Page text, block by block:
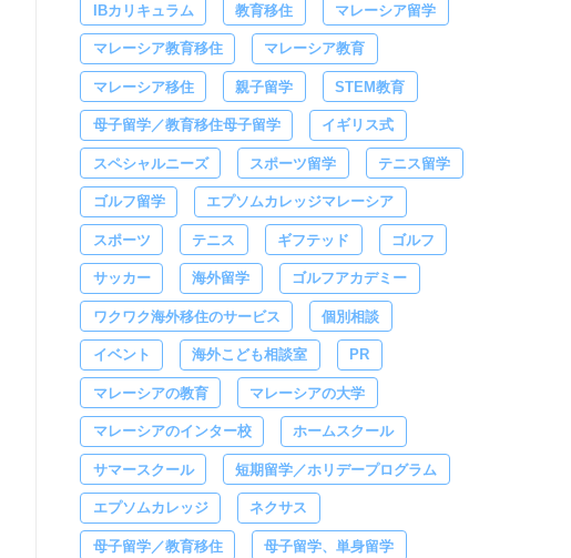
IBカリキュラム 教育移住 マレーシア留学
マレーシア教育移住 マレーシア教育
マレーシア移住 親子留学 STEM教育
母子留学／教育移住母子留学 イギリス式
スペシャルニーズ スポーツ留学 テニス留学
ゴルフ留学 エプソムカレッジマレーシア
スポーツ テニス ギフテッド ゴルフ
サッカー 海外留学 ゴルフアカデミー
ワクワク海外移住のサービス 個別相談
イベント 海外こども相談室 PR
マレーシアの教育 マレーシアの大学
マレーシアのインター校 ホームスクール
サマースクール 短期留学／ホリデープログラム
エプソムカレッジ ネクサス
母子留学／教育移住 母子留学、単身留学